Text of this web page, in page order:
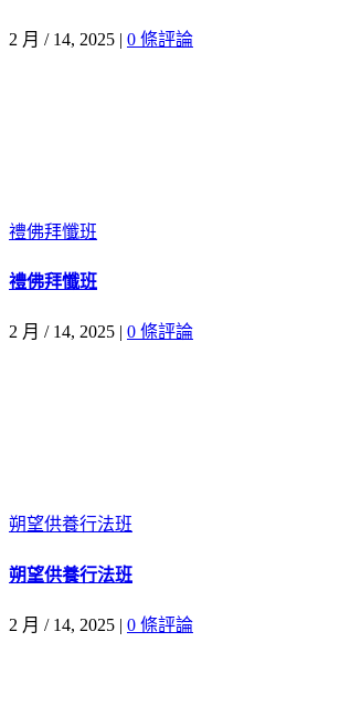
2 月 / 14, 2025 | 0 條評論
禮佛拜懺班
禮佛拜懺班
2 月 / 14, 2025 | 0 條評論
朔望供養行法班
朔望供養行法班
2 月 / 14, 2025 | 0 條評論